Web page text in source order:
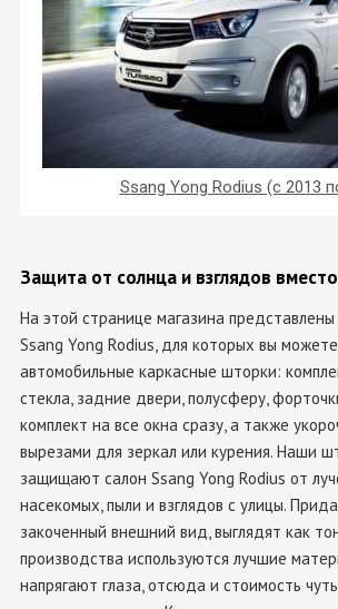
Ssang Yong Rodius (с 2013
Защита от солнца и взглядов
На этой странице магазина
Ssang Yong Rodius, для которых вы
автомобильные каркасные шторки:
стекла, задние двери, полусферу,
комплект на все окна сразу, а также
вырезами для зеркал или курения. Наши
защищают салон Ssang Yong Rodius от
насекомых, пыли и взглядов с улицы.
закоченный внешний вид, выглядят как
производства используются лучшие
напрягают глаза, отсюда и стоимость